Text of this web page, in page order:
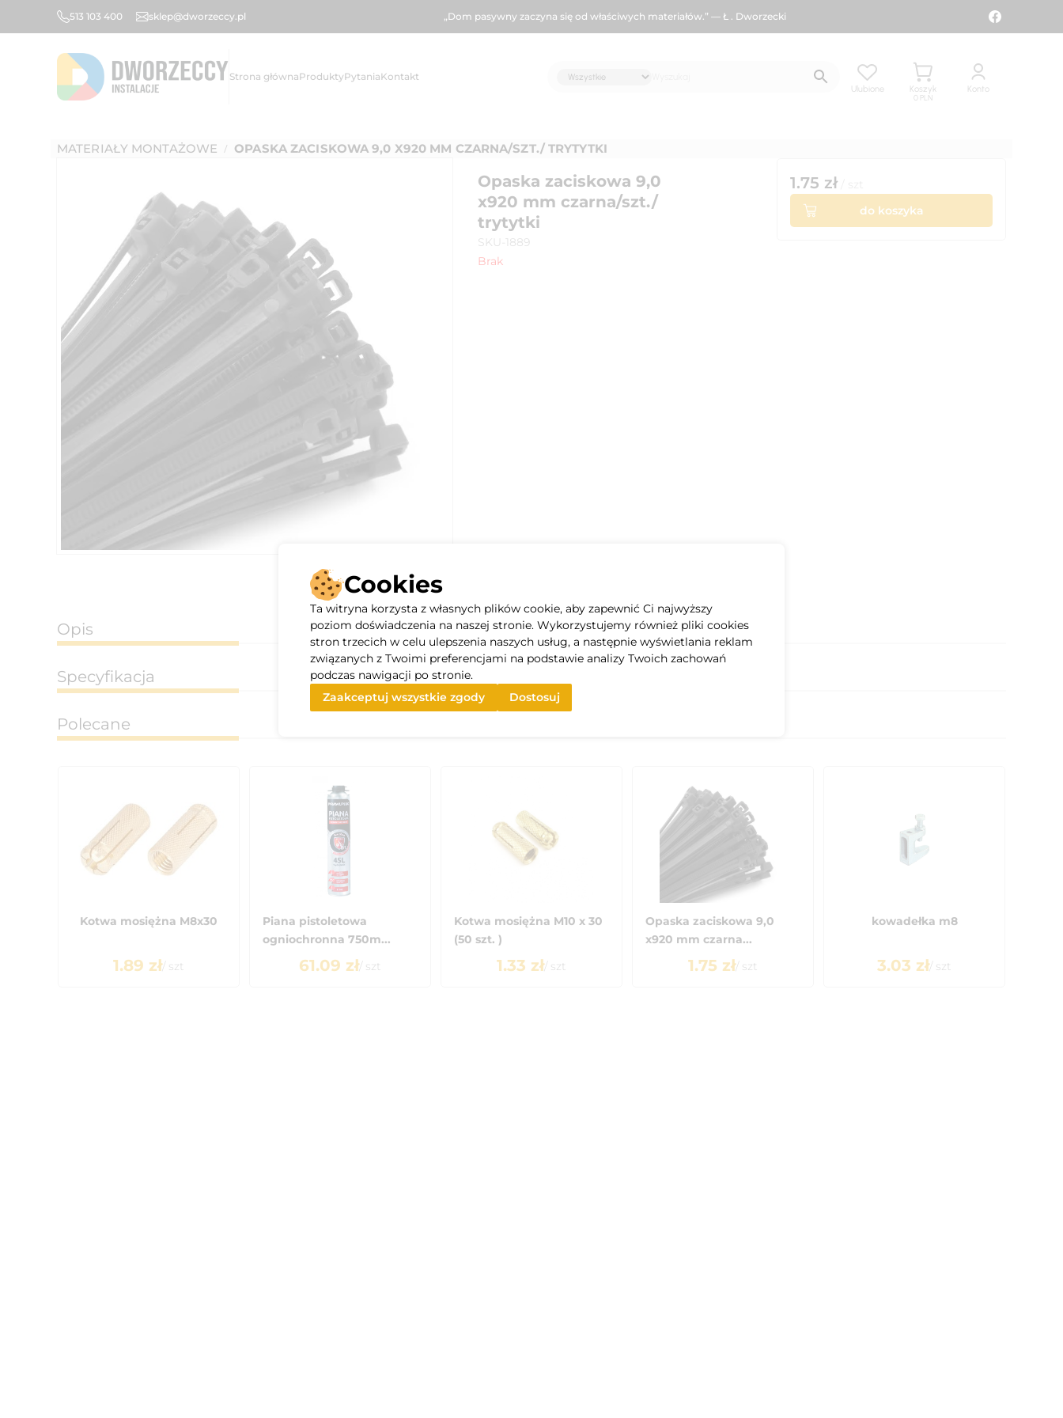
513 103 400 sklep@dworzeccy.pl „Dom pasywny zaczyna się od właściwych materiałów.” — Ł . Dworzecki
Strona głównaProduktyPytaniaKontakt
Ulubione
Koszyk
0 PLN
Konto
MATERIAŁY MONTAŻOWE / OPASKA ZACISKOWA 9,0 X920 MM CZARNA/SZT./ TRYTYTKI
Opaska zaciskowa 9,0
x920 mm czarna/szt./
trytytki
SKU-1889
Brak
1.75 zł
do koszyka
Opis
Specyfikacja
Polecane
Kotwa mosiężna M8x30
1.89 zł/ szt
Piana pistoletowa
ogniochronna 750m...
61.09 zł/ szt
Kotwa mosiężna M10 x 30
(50 szt. )
1.33 zł/ szt
Opaska zaciskowa 9,0
x920 mm czarna...
1.75 zł/ szt
kowadełka m8
3.03 zł/ szt
Cookies
Ta witryna korzysta z własnych plików cookie, aby zapewnić Ci najwyższy
poziom doświadczenia na naszej stronie. Wykorzystujemy również pliki cookies
stron trzecich w celu ulepszenia naszych usług, a następnie wyświetlania reklam
związanych z Twoimi preferencjami na podstawie analizy Twoich zachowań
podczas nawigacji po stronie.
Zaakceptuj wszystkie zgody
Dostosuj